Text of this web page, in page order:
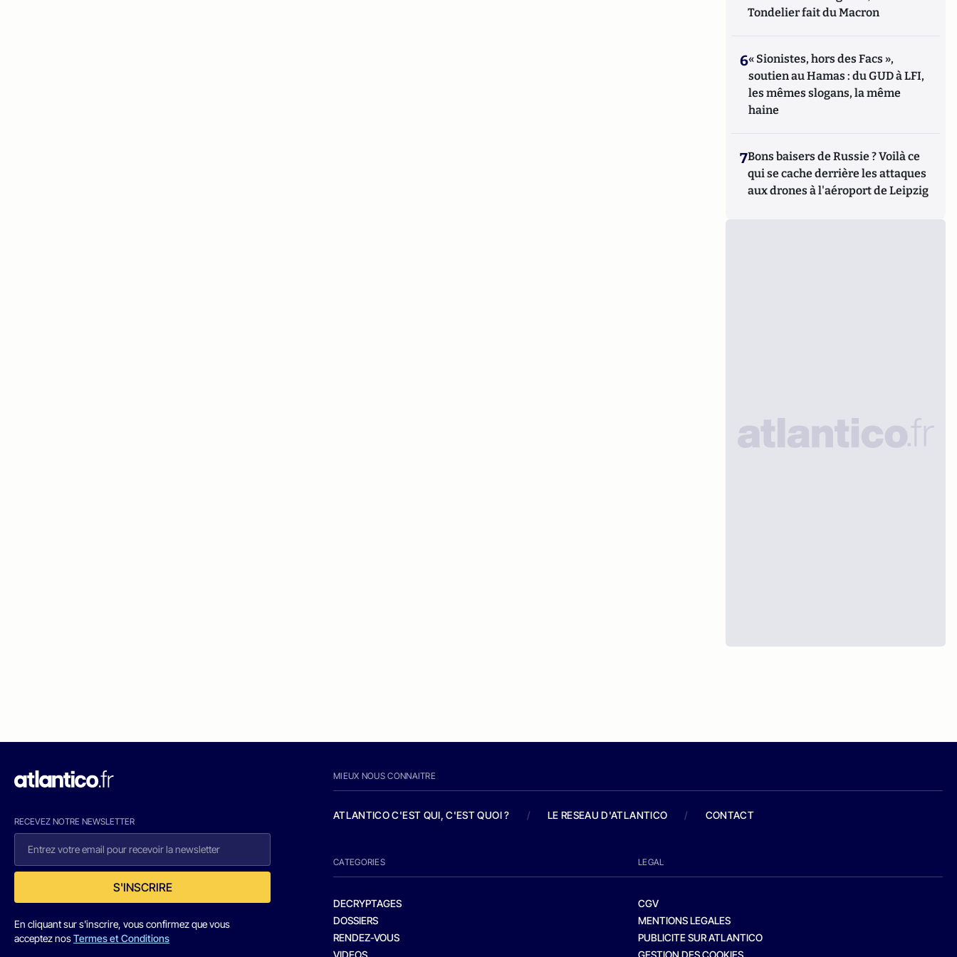
Tondelier fait du Macron
6« Sionistes, hors des Facs »,
soutien au Hamas : du GUD à LFI,
les mêmes slogans, la même
haine
7Bons baisers de Russie ? Voilà ce
qui se cache derrière les attaques
aux drones à l'aéroport de Leipzig
RECEVEZ NOTRE NEWSLETTER
S'INSCRIRE
En cliquant sur s'inscrire, vous confirmez que vous
acceptez nosTermes et Conditions
MIEUX NOUS CONNAITRE
ATLANTICO C'EST QUI, C'EST QUOI ? / LE RESEAU D'ATLANTICO / CONTACT
CATEGORIES
DECRYPTAGES
DOSSIERS
RENDEZ-VOUS
VIDEOS
LEGAL
CGV
MENTIONS LEGALES
PUBLICITE SUR ATLANTICO
GESTION DES COOKIES